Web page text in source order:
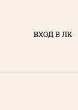
ВХОД В ЛК